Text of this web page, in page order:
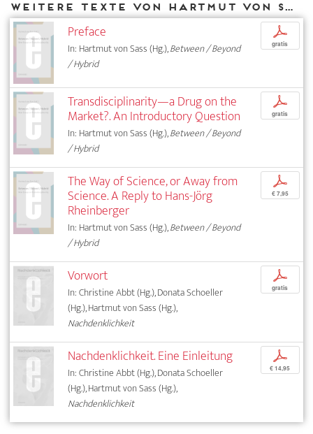
Weitere Texte von Hartmut von Sass bei DIAPHANES
Preface
In: Hartmut von Sass (Hg.),Between / Beyond
/ Hybrid
p
gratis
Transdisciplinarity—a Drug on the
Market?. An Introductory Question
In: Hartmut von Sass (Hg.),Between / Beyond
/ Hybrid
p
gratis
The Way of Science, or Away from
Science. A Reply to Hans-Jörg
Rheinberger
In: Hartmut von Sass (Hg.),Between / Beyond
/ Hybrid
p
€ 7,95
Vorwort
In: Christine Abbt (Hg.), Donata Schoeller
(Hg.), Hartmut von Sass (Hg.),
Nachdenklichkeit
p
gratis
Nachdenklichkeit. Eine Einleitung
In: Christine Abbt (Hg.), Donata Schoeller
(Hg.), Hartmut von Sass (Hg.),
Nachdenklichkeit
p
€ 14,95